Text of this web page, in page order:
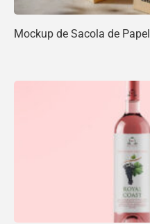
Mockup de Sacola de Papel